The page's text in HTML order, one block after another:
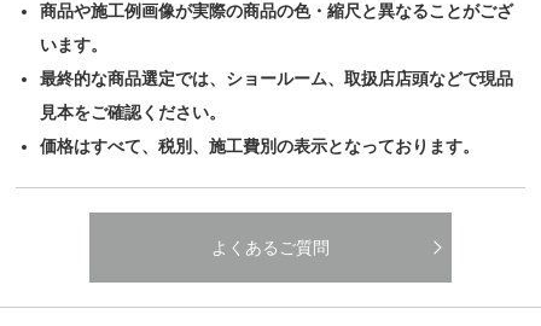
商品や施工例画像が実際の商品の色・縮尺と異なることがござ
います。
最終的な商品選定では、ショールーム、取扱店店頭などで現品
見本をご確認ください。
価格はすべて、税別、施工費別の表示となっております。
よくあるご質問